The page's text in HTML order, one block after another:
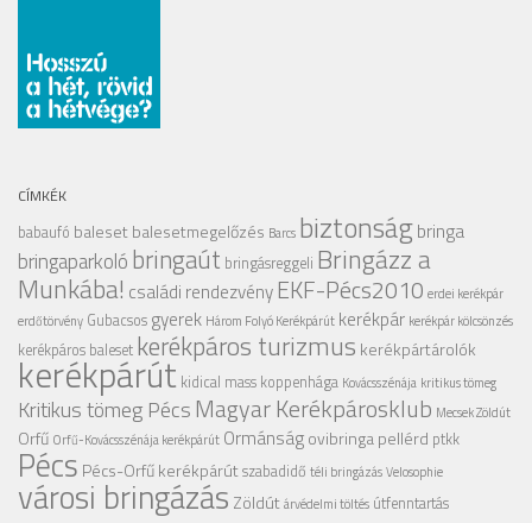
CÍMKÉK
babaufó balesetbalesetmegelőzés Barcs biztonságbringa
bringaparkolóbringaút bringásreggeli Bringázz a
Munkába! családi rendezvényEKF-Pécs2010 erdei kerékpár
erdőtörvény Gubacsos gyerek Három Folyó Kerékpárút kerékpár kerékpár kölcsönzés
kerékpáros baleset kerékpáros turizmus kerékpártárolók
kerékpárút kidical mass koppenhága Kovácsszénája kritikus tömeg
Kritikus tömeg PécsMagyar Kerékpárosklub Mecsek Zöldút
Orfű Orfű-Kovácsszénája kerékpárút Ormánságovibringapellérd ptkk
Pécs Pécs-Orfű kerékpárútszabadidő téli bringázásVelosophie
városi bringázás Zöldútárvédelmi töltés útfenntartás